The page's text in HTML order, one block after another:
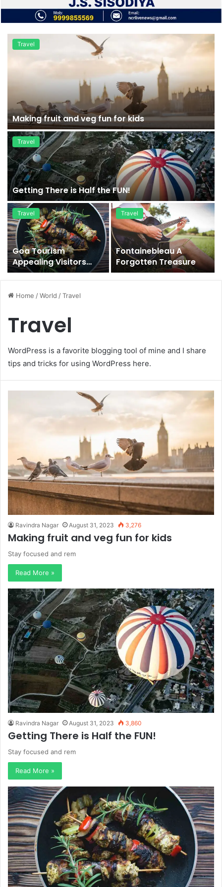
Travel
Making fruit and veg fun for kids
Travel
Getting There is Half the FUN!
Travel
Goa Tourism
Appealing Visitors
From Across the
Globe
Travel
Fontainebleau A
Forgotten Treasure
Home /World /Travel
Travel
WordPress is a favorite blogging tool of mine and I share
tips and tricks for using WordPress here.
Ravindra Nagar August 31, 2023 3,276
Making fruit and veg fun for kids
Stay focused and rem
Read More »
Ravindra Nagar August 31, 2023 3,860
Getting There is Half the FUN!
Stay focused and rem
Read More »